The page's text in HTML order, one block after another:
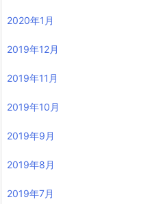
2020年1月
2019年12月
2019年11月
2019年10月
2019年9月
2019年8月
2019年7月